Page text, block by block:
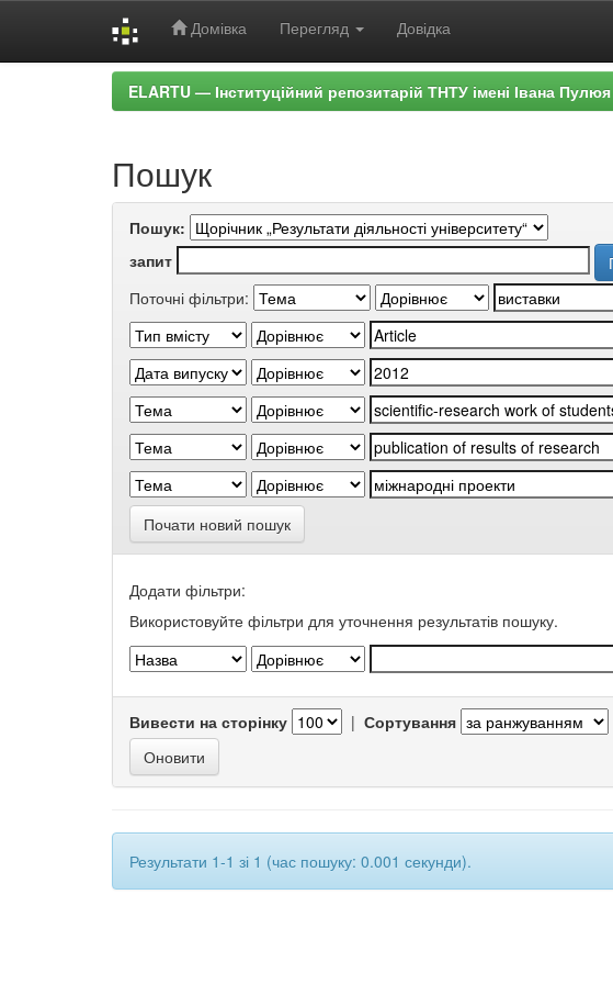
Домівка Перегляд Довідка
ELARTU — Інституційний репозитарій ТНТУ імені Івана Пулюя
Пошук
Пошук:
запит
Поточні фільтри:
Почати новий пошук
Додати фільтри:
Використовуйте фільтри для уточнення результатів пошуку.
Вивести на сторінку | Сортування
Результати 1-1 зі 1 (час пошуку: 0.001 секунди).